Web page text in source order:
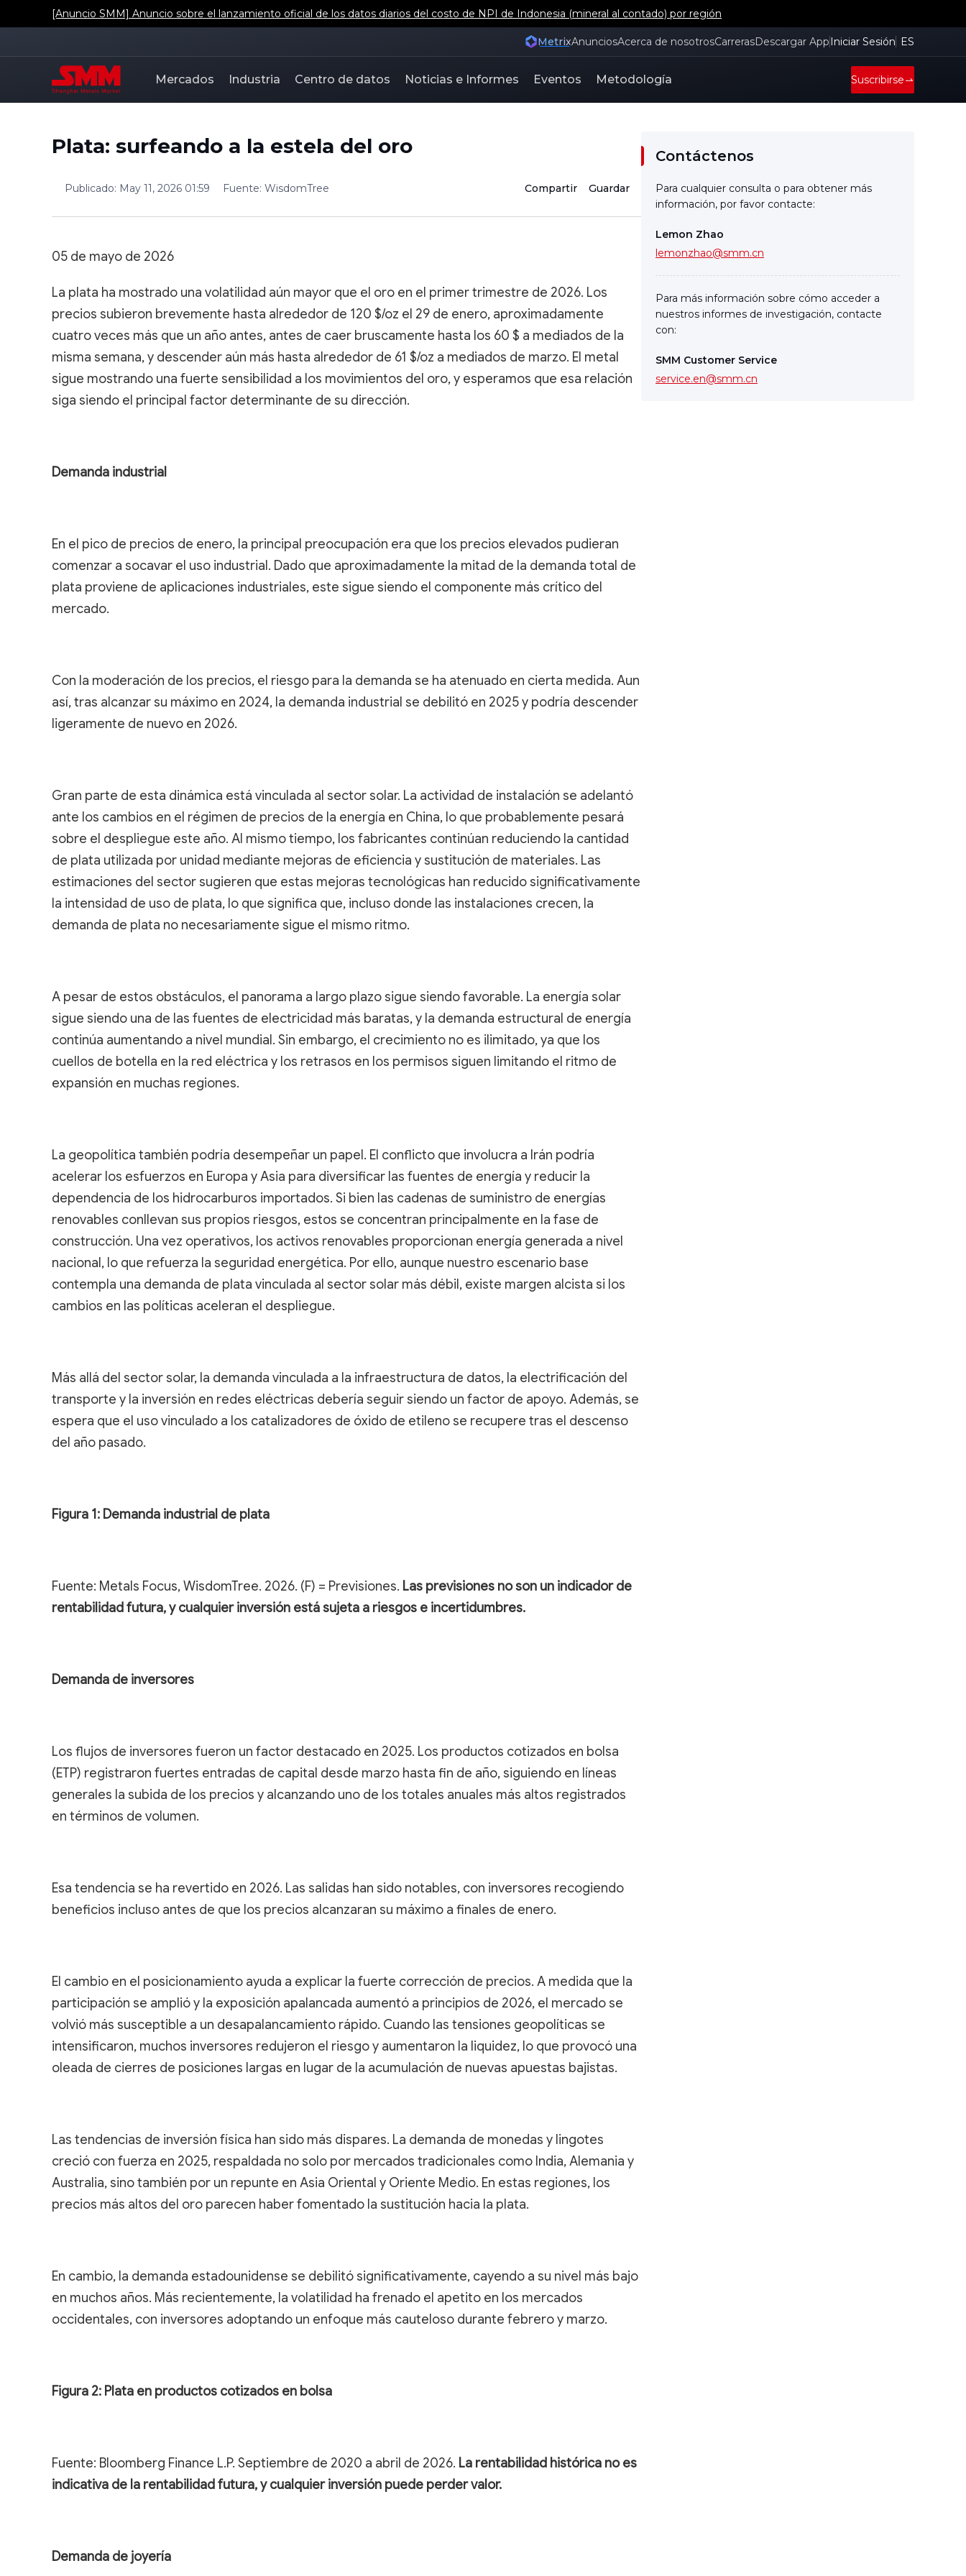
[Anuncio SMM] Anuncio sobre el lanzamiento oficial de los datos diarios del costo de NPI de Indonesia (mineral al contado) por región
MetrixAnunciosAcerca de nosotrosCarrerasDescargar App Iniciar Sesión ES
Mercados Industria Centro de datos Noticias e Informes Eventos Metodología Suscribirse
Plata: surfeando a la estela del oro
Publicado: May 11, 2026 01:59 Fuente: WisdomTree Compartir Guardar
05 de mayo de 2026
La plata ha mostrado una volatilidad aún mayor que el oro en el primer trimestre de 2026. Los
precios subieron brevemente hasta alrededor de 120 $/oz el 29 de enero, aproximadamente
cuatro veces más que un año antes, antes de caer bruscamente hasta los 60 $ a mediados de la
misma semana, y descender aún más hasta alrededor de 61 $/oz a mediados de marzo. El metal
sigue mostrando una fuerte sensibilidad a los movimientos del oro, y esperamos que esa relación
siga siendo el principal factor determinante de su dirección.
Demanda industrial
En el pico de precios de enero, la principal preocupación era que los precios elevados pudieran
comenzar a socavar el uso industrial. Dado que aproximadamente la mitad de la demanda total de
plata proviene de aplicaciones industriales, este sigue siendo el componente más crítico del
mercado.
Con la moderación de los precios, el riesgo para la demanda se ha atenuado en cierta medida. Aun
así, tras alcanzar su máximo en 2024, la demanda industrial se debilitó en 2025 y podría descender
ligeramente de nuevo en 2026.
Gran parte de esta dinámica está vinculada al sector solar. La actividad de instalación se adelantó
ante los cambios en el régimen de precios de la energía en China, lo que probablemente pesará
sobre el despliegue este año. Al mismo tiempo, los fabricantes continúan reduciendo la cantidad
de plata utilizada por unidad mediante mejoras de eficiencia y sustitución de materiales. Las
estimaciones del sector sugieren que estas mejoras tecnológicas han reducido significativamente
la intensidad de uso de plata, lo que significa que, incluso donde las instalaciones crecen, la
demanda de plata no necesariamente sigue el mismo ritmo.
A pesar de estos obstáculos, el panorama a largo plazo sigue siendo favorable. La energía solar
sigue siendo una de las fuentes de electricidad más baratas, y la demanda estructural de energía
continúa aumentando a nivel mundial. Sin embargo, el crecimiento no es ilimitado, ya que los
cuellos de botella en la red eléctrica y los retrasos en los permisos siguen limitando el ritmo de
expansión en muchas regiones.
La geopolítica también podría desempeñar un papel. El conflicto que involucra a Irán podría
acelerar los esfuerzos en Europa y Asia para diversificar las fuentes de energía y reducir la
dependencia de los hidrocarburos importados. Si bien las cadenas de suministro de energías
renovables conllevan sus propios riesgos, estos se concentran principalmente en la fase de
construcción. Una vez operativos, los activos renovables proporcionan energía generada a nivel
nacional, lo que refuerza la seguridad energética. Por ello, aunque nuestro escenario base
contempla una demanda de plata vinculada al sector solar más débil, existe margen alcista si los
cambios en las políticas aceleran el despliegue.
Más allá del sector solar, la demanda vinculada a la infraestructura de datos, la electrificación del
transporte y la inversión en redes eléctricas debería seguir siendo un factor de apoyo. Además, se
espera que el uso vinculado a los catalizadores de óxido de etileno se recupere tras el descenso
del año pasado.
Figura 1: Demanda industrial de plata
Fuente: Metals Focus, WisdomTree. 2026. (F) = Previsiones. Las previsiones no son un indicador de
rentabilidad futura, y cualquier inversión está sujeta a riesgos e incertidumbres.
Demanda de inversores
Los flujos de inversores fueron un factor destacado en 2025. Los productos cotizados en bolsa
(ETP) registraron fuertes entradas de capital desde marzo hasta fin de año, siguiendo en líneas
generales la subida de los precios y alcanzando uno de los totales anuales más altos registrados
en términos de volumen.
Esa tendencia se ha revertido en 2026. Las salidas han sido notables, con inversores recogiendo
beneficios incluso antes de que los precios alcanzaran su máximo a finales de enero.
El cambio en el posicionamiento ayuda a explicar la fuerte corrección de precios. A medida que la
participación se amplió y la exposición apalancada aumentó a principios de 2026, el mercado se
volvió más susceptible a un desapalancamiento rápido. Cuando las tensiones geopolíticas se
intensificaron, muchos inversores redujeron el riesgo y aumentaron la liquidez, lo que provocó una
oleada de cierres de posiciones largas en lugar de la acumulación de nuevas apuestas bajistas.
Las tendencias de inversión física han sido más dispares. La demanda de monedas y lingotes
creció con fuerza en 2025, respaldada no solo por mercados tradicionales como India, Alemania y
Australia, sino también por un repunte en Asia Oriental y Oriente Medio. En estas regiones, los
precios más altos del oro parecen haber fomentado la sustitución hacia la plata.
En cambio, la demanda estadounidense se debilitó significativamente, cayendo a su nivel más bajo
en muchos años. Más recientemente, la volatilidad ha frenado el apetito en los mercados
occidentales, con inversores adoptando un enfoque más cauteloso durante febrero y marzo.
Figura 2: Plata en productos cotizados en bolsa
Fuente: Bloomberg Finance L.P. Septiembre de 2020 a abril de 2026. La rentabilidad histórica no es
indicativa de la rentabilidad futura, y cualquier inversión puede perder valor.
Demanda de joyería
Contáctenos
Para cualquier consulta o para obtener más
información, por favor contacte:
Lemon Zhao
lemonzhao@smm.cn
Para más información sobre cómo acceder a
nuestros informes de investigación, contacte
con:
SMM Customer Service
service.en@smm.cn